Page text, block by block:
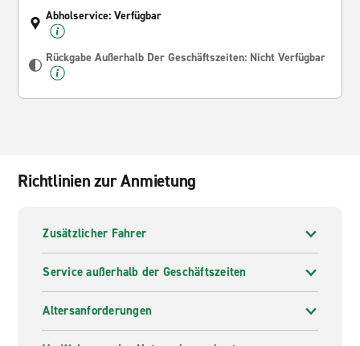
Abholservice: Verfügbar
Rückgabe Außerhalb Der Geschäftszeiten: Nicht Verfügbar
Richtlinien zur Anmietung
Zusätzlicher Fahrer
Service außerhalb der Geschäftszeiten
Altersanforderungen